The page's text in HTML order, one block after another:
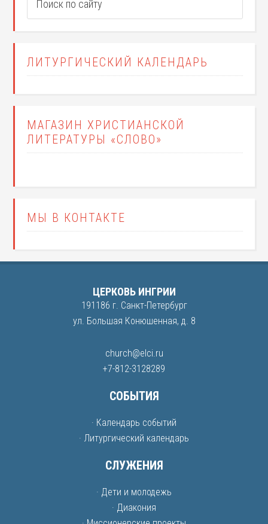
ЛИТУРГИЧЕСКИЙ КАЛЕНДАРЬ
МАГАЗИН ХРИСТИАНСКОЙ
ЛИТЕРАТУРЫ «СЛОВО»
МЫ В КОНТАКТЕ
ЦЕРКОВЬ ИНГРИИ
191186 г. Санкт-Петербург
ул. Большая Конюшенная, д. 8
church@elci.ru
+7-812-3128289
СОБЫТИЯ
· Календарь событий
· Литургический календарь
СЛУЖЕНИЯ
· Дети и молодежь
· Диакония